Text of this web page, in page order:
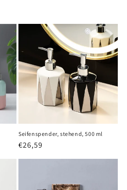
Seifenspender, stehend, 500 ml
Normaler
€26,59